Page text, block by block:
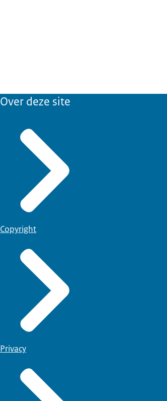
Over deze site
Copyright
Privacy